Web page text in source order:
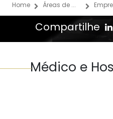
ÁREAS
Home Áreas de ...
Compartilhe
Médico e